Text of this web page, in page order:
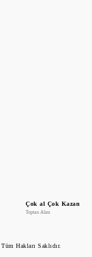
Çok al Çok Kazan
Toptan Alım
Hakları Saklıdır.